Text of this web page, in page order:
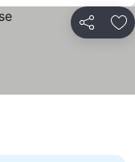
Partilhar